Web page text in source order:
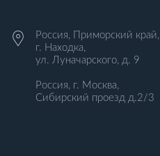
Россия, Приморский край,
г. Находка,
ул. Луначарского, д. 9
Россия, г. Москва,
Сибирский проезд д.2/3